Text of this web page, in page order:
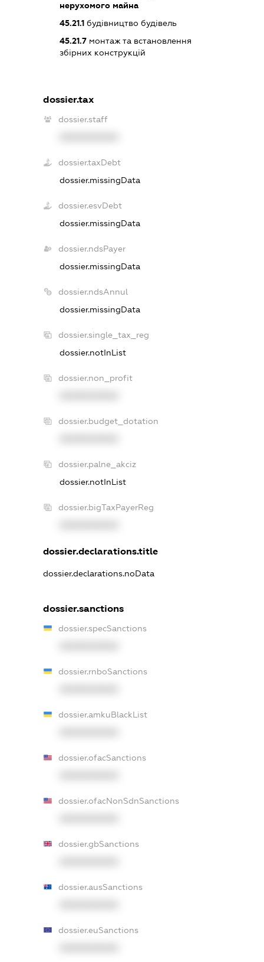
нерухомого майна
45.21.1 будівництво будівель
45.21.7 монтаж та встановлення
збірних конструкцій
dossier.tax
dossier.staff
dossier.taxDebt
dossier.missingData
dossier.esvDebt
dossier.missingData
dossier.ndsPayer
dossier.missingData
dossier.ndsAnnul
dossier.missingData
dossier.single_tax_reg
dossier.notInList
dossier.non_profit
dossier.budget_dotation
dossier.palne_akciz
dossier.notInList
dossier.bigTaxPayerReg
dossier.declarations.title
dossier.declarations.noData
dossier.sanctions
dossier.specSanctions
dossier.rnboSanctions
dossier.amkuBlackList
dossier.ofacSanctions
dossier.ofacNonSdnSanctions
dossier.gbSanctions
dossier.ausSanctions
dossier.euSanctions